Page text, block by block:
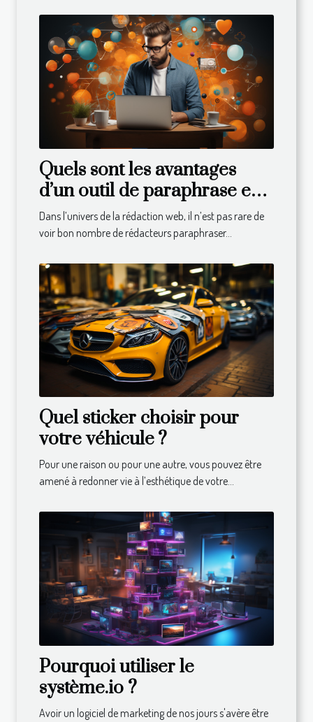
Quels sont les avantages
d’un outil de paraphrase en
ligne ?
Dans l’univers de la rédaction web, il n’est pas rare de
voir bon nombre de rédacteurs paraphraser...
Quel sticker choisir pour
votre véhicule ?
Pour une raison ou pour une autre, vous pouvez être
amené à redonner vie à l’esthétique de votre...
Pourquoi utiliser le
système.io ?
Avoir un logiciel de marketing de nos jours s'avère être